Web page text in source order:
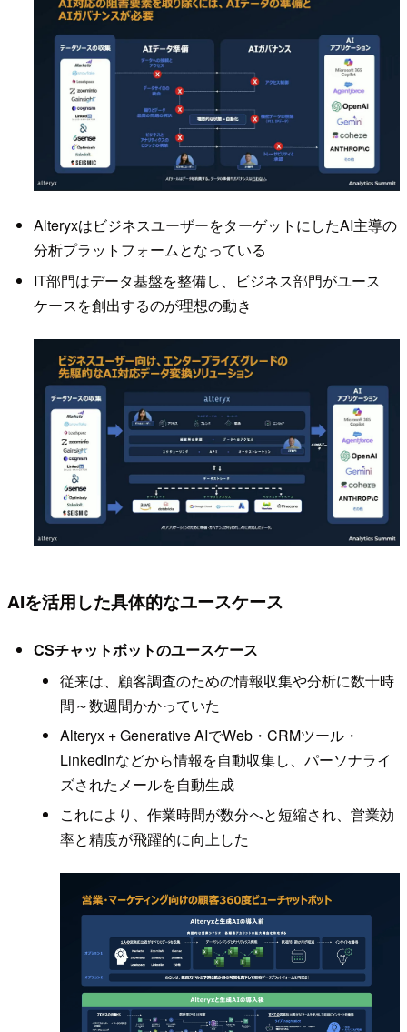
AlteryxはビジネスユーザーをターゲットにしたAI主導の
分析プラットフォームとなっている
IT部門はデータ基盤を整備し、ビジネス部門がユース
ケースを創出するのが理想の動き
AIを活用した具体的なユースケース
CSチャットボットのユースケース
従来は、顧客調査のための情報収集や分析に数十時
間～数週間かかっていた
Alteryx + Generative AIでWeb・CRMツール・
LinkedInなどから情報を自動収集し、パーソナライ
ズされたメールを自動生成
これにより、作業時間が数分へと短縮され、営業効
率と精度が飛躍的に向上した